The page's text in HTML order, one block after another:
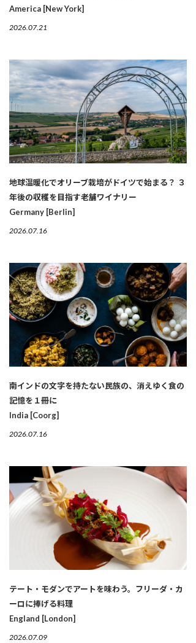
America [New York]
2026.07.21
地球温暖化でオリーブ栽培がドイツで始まる？ ３
年後の収穫を目指す老舗ワイナリー
Germany [Berlin]
2026.07.16
南インドの文字を持たない民族の、消えゆく食の
記憶を１冊に
India [Coorg]
2026.07.16
テート・モダンでアートを味わう。フリーダ・カ
ーロに捧げる料理
England [London]
2026.07.09